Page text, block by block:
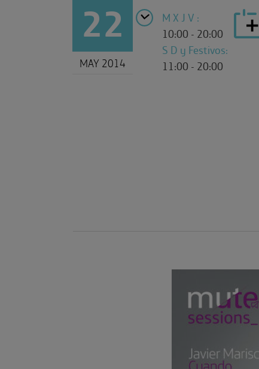
22
MAY 2014
M X J V :
10:00 - 20:00
S D y Festivos:
11:00 - 20:00